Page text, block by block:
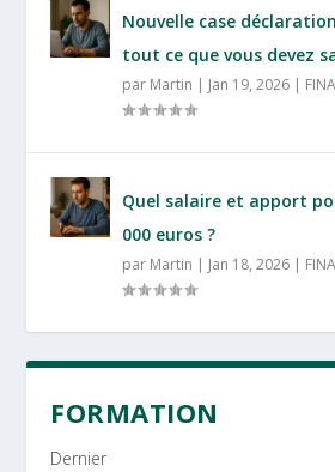
Nouvelle case
tout ce que vous devez
par Martin | Jan 19, 2026 |
Quel salaire et apport
000 euros ?
par Martin | Jan 18, 2026 |
FORMATION
Dernier